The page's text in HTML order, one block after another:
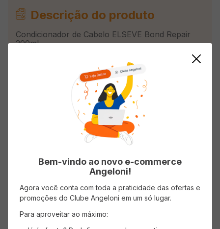
Descrição do produto
Condicionador de Cabelo ELSEVE Bond Repair
200ml
Avaliações
Carregando avaliações…
Bem-vindo ao novo e-commerce
Angeloni!
Agora você conta com toda a praticidade das ofertas e
promoções do Clube Angeloni em um só lugar.
Para aproveitar ao máximo: